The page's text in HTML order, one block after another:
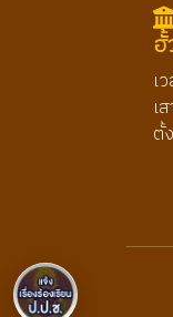
เ
เ
ตั้